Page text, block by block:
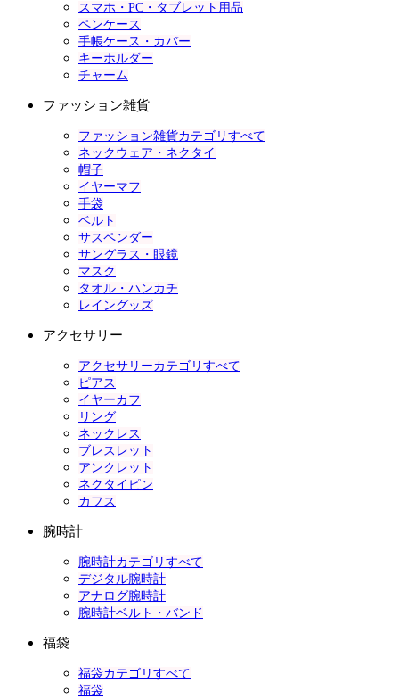
スマホ・PC・タブレット用品
ペンケース
手帳ケース・カバー
キーホルダー
チャーム
ファッション雑貨
ファッション雑貨カテゴリすべて
ネックウェア・ネクタイ
帽子
イヤーマフ
手袋
ベルト
サスペンダー
サングラス・眼鏡
マスク
タオル・ハンカチ
レイングッズ
アクセサリー
アクセサリーカテゴリすべて
ピアス
イヤーカフ
リング
ネックレス
ブレスレット
アンクレット
ネクタイピン
カフス
腕時計
腕時計カテゴリすべて
デジタル腕時計
アナログ腕時計
腕時計ベルト・バンド
福袋
福袋カテゴリすべて
福袋